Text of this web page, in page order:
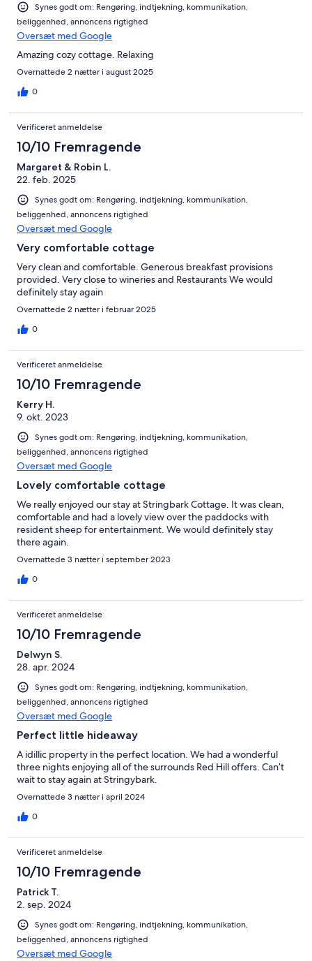
Synes godt om: Rengøring, indtjekning, kommunikation,
beliggenhed, annoncens rigtighed
Oversæt med Google
Amazing cozy cottage. Relaxing
Overnattede 2 nætter i august 2025
0
Verificeret anmeldelse
10/10 Fremragende
Margaret & Robin L.
22. feb. 2025
Synes godt om: Rengøring, indtjekning, kommunikation,
beliggenhed, annoncens rigtighed
Oversæt med Google
Very comfortable cottage
Very clean and comfortable. Generous breakfast provisions
provided. Very close to wineries and Restaurants We would
definitely stay again
Overnattede 2 nætter i februar 2025
0
Verificeret anmeldelse
10/10 Fremragende
Kerry H.
9. okt. 2023
Synes godt om: Rengøring, indtjekning, kommunikation,
beliggenhed, annoncens rigtighed
Oversæt med Google
Lovely comfortable cottage
We really enjoyed our stay at Stringbark Cottage. It was clean,
comfortable and had a lovely view over the paddocks with
resident sheep for entertainment. We would definitely stay
there again.
Overnattede 3 nætter i september 2023
0
Verificeret anmeldelse
10/10 Fremragende
Delwyn S.
28. apr. 2024
Synes godt om: Rengøring, indtjekning, kommunikation,
beliggenhed, annoncens rigtighed
Oversæt med Google
Perfect little hideaway
A idillic property in the perfect location. We had a wonderful
three nights enjoying all of the surrounds Red Hill offers. Can’t
wait to stay again at Stringybark.
Overnattede 3 nætter i april 2024
0
Verificeret anmeldelse
10/10 Fremragende
Patrick T.
2. sep. 2024
Synes godt om: Rengøring, indtjekning, kommunikation,
beliggenhed, annoncens rigtighed
Oversæt med Google